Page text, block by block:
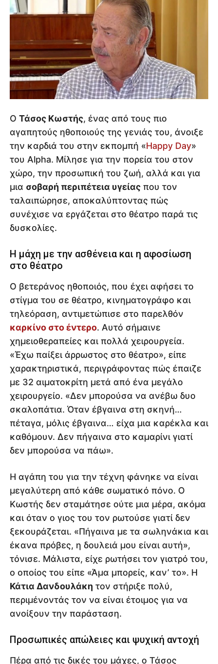
Ο Τάσος Κωστής, ένας από τους πιο
αγαπητούς ηθοποιούς της γενιάς του, άνοιξε
την καρδιά του στην εκπομπή «Happy Day»
του Alpha. Μίλησε για την πορεία του στον
χώρο, την προσωπική του ζωή, αλλά και για
μια σοβαρή περιπέτεια υγείας που τον
ταλαιπώρησε, αποκαλύπτοντας πώς
συνέχισε να εργάζεται στο θέατρο παρά τις
δυσκολίες.
Η μάχη με την ασθένεια και η αφοσίωση
στο θέατρο
Ο βετεράνος ηθοποιός, που έχει αφήσει το
στίγμα του σε θέατρο, κινηματογράφο και
τηλεόραση, αντιμετώπισε στο παρελθόν
καρκίνο στο έντερο. Αυτό σήμαινε
χημειοθεραπείες και πολλά χειρουργεία.
«Έχω παίξει άρρωστος στο θέατρο», είπε
χαρακτηριστικά, περιγράφοντας πώς έπαιζε
με 32 αιματοκρίτη μετά από ένα μεγάλο
χειρουργείο. «Δεν μπορούσα να ανέβω δυο
σκαλοπάτια. Όταν έβγαινα στη σκηνή…
πέταγα, μόλις έβγαινα… είχα μια καρέκλα και
καθόμουν. Δεν πήγαινα στο καμαρίνι γιατί
δεν μπορούσα να πάω».
Η αγάπη του για την τέχνη φάνηκε να είναι
μεγαλύτερη από κάθε σωματικό πόνο. Ο
Κωστής δεν σταμάτησε ούτε μια μέρα, ακόμα
και όταν ο γιος του τον ρωτούσε γιατί δεν
ξεκουράζεται. «Πήγαινα με τα σωληνάκια και
έκανα πρόβες, η δουλειά μου είναι αυτή»,
τόνισε. Μάλιστα, είχε ρωτήσει τον γιατρό του,
ο οποίος του είπε «Άμα μπορείς, καν’ το». Η
Κάτια Δανδουλάκη τον στήριξε πολύ,
περιμένοντάς τον να είναι έτοιμος για να
ανοίξουν την παράσταση.
Προσωπικές απώλειες και ψυχική αντοχή
Πέρα από τις δικές του μάχες, ο Τάσος